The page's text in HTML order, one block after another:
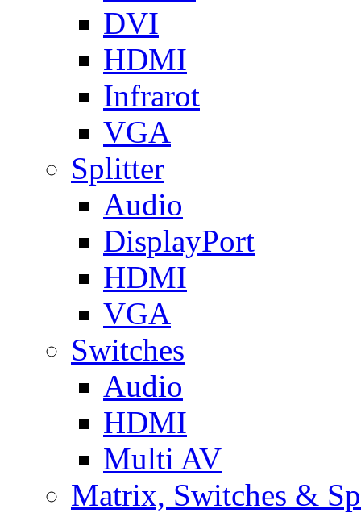
DVI
HDMI
Infrarot
VGA
Splitter
Audio
DisplayPort
HDMI
VGA
Switches
Audio
HDMI
Multi AV
Matrix, Switches &